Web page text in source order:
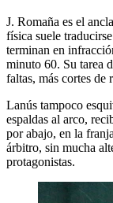
J. Romaña es el
física suele
terminan en
minuto 60. Su tarea
faltas, más cortes de
Lanús tampoco
espaldas al arco,
por abajo, en la
árbitro, sin mucha
protagonistas.